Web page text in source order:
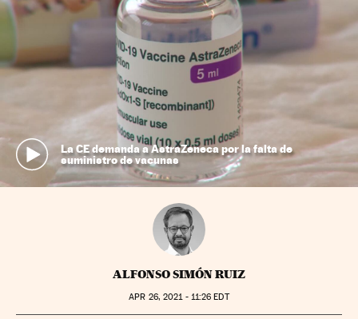
La CE demanda a AstraZeneca por la falta de
suministro de vacunas
ALFONSO SIMÓN RUIZ
APR 26, 2021 - 11:26 EDT